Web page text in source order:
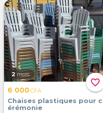
favorite_border
2 mois
6 000CFA
Chaises plastiques pour c
érémonie